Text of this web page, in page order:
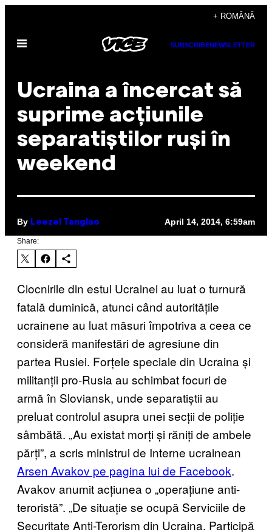
content
+ ROMÂNĂ
Open
SUBSCRIBENEWSLETTER
Ucraina a încercat să
suprime acțiunile
separatiștilor ruși în
weekend
By Leezel Tanglao April 14, 2014, 6:59am
Share:
Ciocnirile din estul Ucrainei au luat o turnură
fatală duminică, atunci când autoritățile
ucrainene au luat măsuri împotriva a ceea ce
consideră manifestări de agresiune din
partea Rusiei. Forțele speciale din Ucraina și
militanții pro-Rusia au schimbat focuri de
armă în Sloviansk, unde separatiștii au
preluat controlul asupra unei secții de poliție
sâmbătă. „Au existat morți și răniți de ambele
părți”, a scris ministrul de Interne ucrainean
Arsen Avakov pe pagina lui de Facebook.
Avakov anumit acțiunea o „operațiune anti-
teroristă”. „De situație se ocupă Serviciile de
Securitate Anti-Terorism din Ucraina. Participă